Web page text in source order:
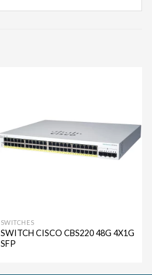
deseos
SWITCHES
SWITCH CISCO CBS220 48G 4X1G
SFP